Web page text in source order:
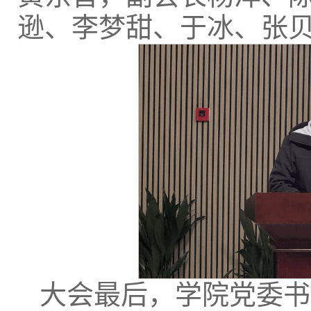
逊、李梦甜、于冰、张
大会最后，学院党委